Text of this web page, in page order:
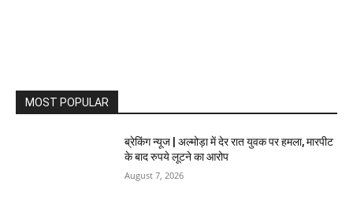
MOST POPULAR
ब्रेकिंग न्यूज | अल्मोड़ा में देर रात युवक पर हमला, मारपीट
के बाद रुपये लूटने का आरोप
August 7, 2026